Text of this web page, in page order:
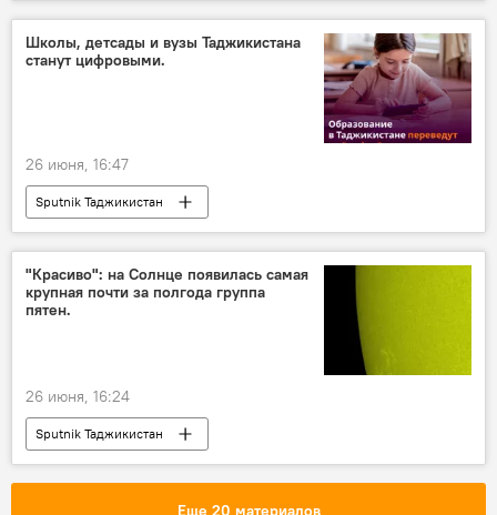
Школы, детсады и вузы Таджикистана
станут цифровыми.
26 июня, 16:47
Sputnik Таджикистан
"Красиво": на Солнце появилась самая
крупная почти за полгода группа
пятен.
26 июня, 16:24
Sputnik Таджикистан
Еще 20 материалов